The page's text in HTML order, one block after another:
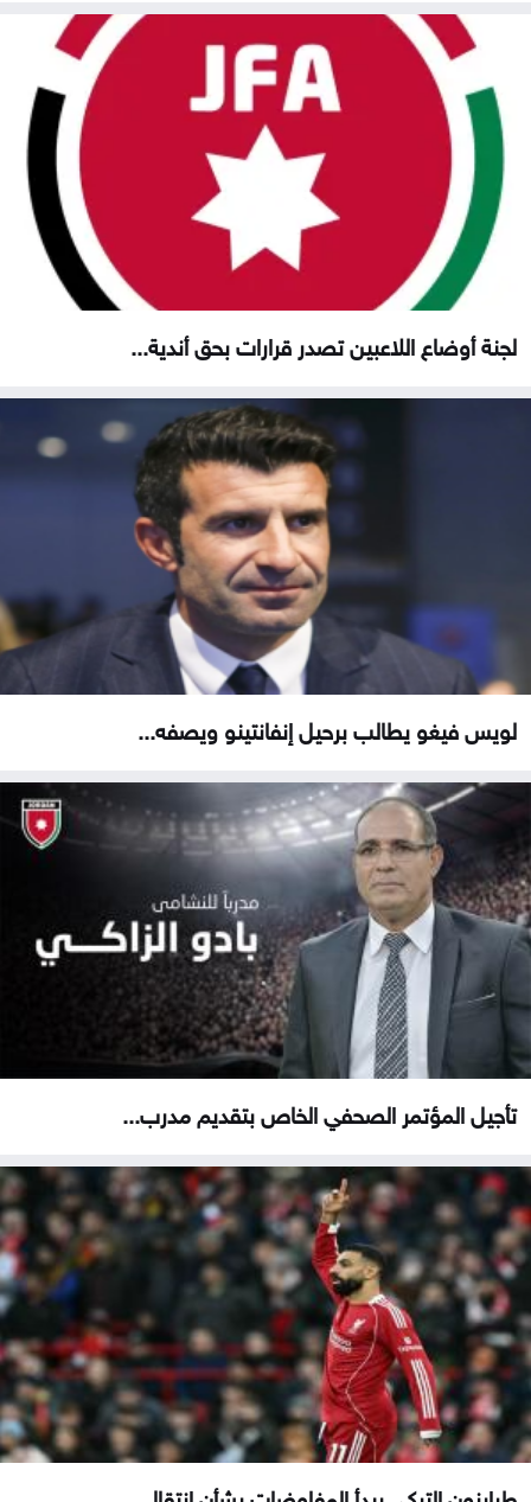
لجنة أوضاع اللاعبين تصدر قرارات بحق أندية...
لويس فيغو يطالب برحيل إنفانتينو ويصفه...
تأجيل المؤتمر الصحفي الخاص بتقديم مدرب...